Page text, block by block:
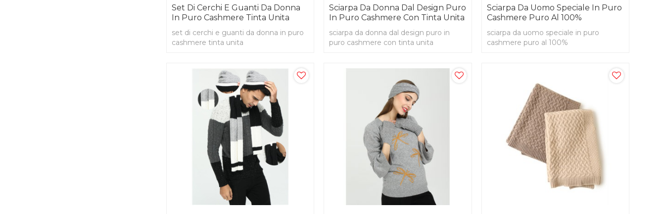
Set Di Cerchi E Guanti Da Donna
In Puro Cashmere Tinta Unita
set di cerchi e guanti da donna in puro
cashmere tinta unita
Sciarpa Da Donna Dal Design Puro
In Puro Cashmere Con Tinta Unita
sciarpa da donna dal design puro in
puro cashmere con tinta unita
Sciarpa Da Uomo Speciale In Puro
Cashmere Puro Al 100%
sciarpa da uomo speciale in puro
cashmere puro al 100%